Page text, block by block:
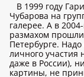
В 1999 году
Чубарова на
галерее. А в
размахом
Петербурге. Надо
личного участия
даже в России),
картины, не